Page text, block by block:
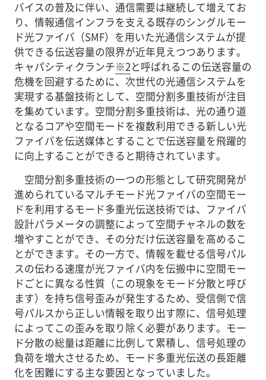
バイスの普及に伴い、通信需要は継続して増えてお
り、情報通信インフラを支える既存のシングルモー
ド光ファイバ（SMF）を用いた光通信システムが提
供できる伝送容量の限界が近年見えつつあります。
キャパシティクランチ※2と呼ばれるこの伝送容量の
危機を回避するために、次世代の光通信システムを
実現する基盤技術として、空間分割多重技術が注目
を集めています。空間分割多重技術は、光の通り道
となるコアや空間モードを複数利用できる新しい光
ファイバを伝送媒体とすることで伝送容量を飛躍的
に向上することができると期待されています。
空間分割多重技術の一つの形態として研究開発が
進められているマルチモード光ファイバの空間モー
ドを利用するモード多重光伝送技術では、ファイバ
設計パラメータの調整によって空間チャネルの数を
増やすことができ、その分だけ伝送容量を高めるこ
とができます。その一方で、情報を載せる信号パル
スの伝わる速度が光ファイバ内を伝搬中に空間モー
ドごとに異なる性質（この現象をモード分散と呼び
ます）を持ち信号歪みが発生するため、受信側で信
号パルスから正しい情報を取り出す際に、信号処理
によってこの歪みを取り除く必要があります。モー
ド分散の総量は距離に比例して累積し、信号処理の
負荷を増大させるため、モード多重光伝送の長距離
化を困難にする主な要因となっていました。